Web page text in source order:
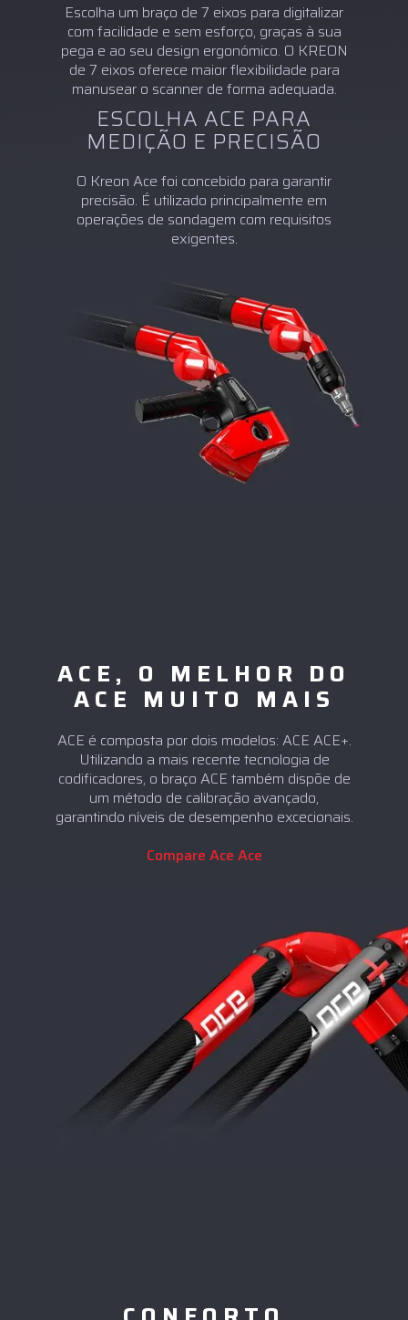
Escolha um braço de 7 eixos para digitalizar
com facilidade e sem esforço, graças à sua
pega e ao seu design ergonómico. O KREON
de 7 eixos oferece maior flexibilidade para
manusear o scanner de forma adequada.
ESCOLHA ACE PARA
MEDIÇÃO E PRECISÃO
O Kreon Ace foi concebido para garantir
precisão. É utilizado principalmente em
operações de sondagem com requisitos
exigentes.
ACE, O MELHOR DO
ACE MUITO MAIS
ACE é composta por dois modelos: ACE ACE+.
Utilizando a mais recente tecnologia de
codificadores, o braço ACE também dispõe de
um método de calibração avançado,
garantindo níveis de desempenho excecionais.
Compare Ace Ace